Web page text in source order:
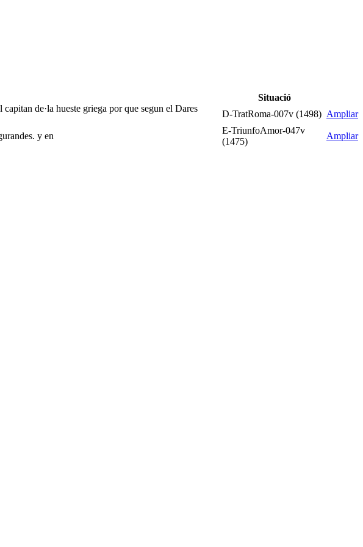
Situació
de·la hueste griega por que segun el Dares
D-TratRoma-007v (1498) Ampliar
y en
E-TriunfoAmor-047v
(1475)
Ampliar